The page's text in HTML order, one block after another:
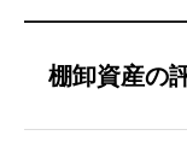
棚卸資産の